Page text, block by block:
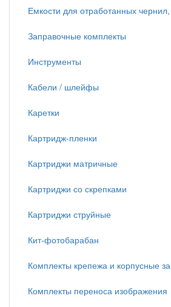
Емкости для отработанных чернил,
Заправочные комплекты
Инструменты
Кабели / шлейфы
Каретки
Картридж-пленки
Картриджи матричные
Картриджи со скрепками
Картриджи струйные
Кит-фотобарабан
Комплекты крепежа и корпусные за
Комплекты переноса изображения